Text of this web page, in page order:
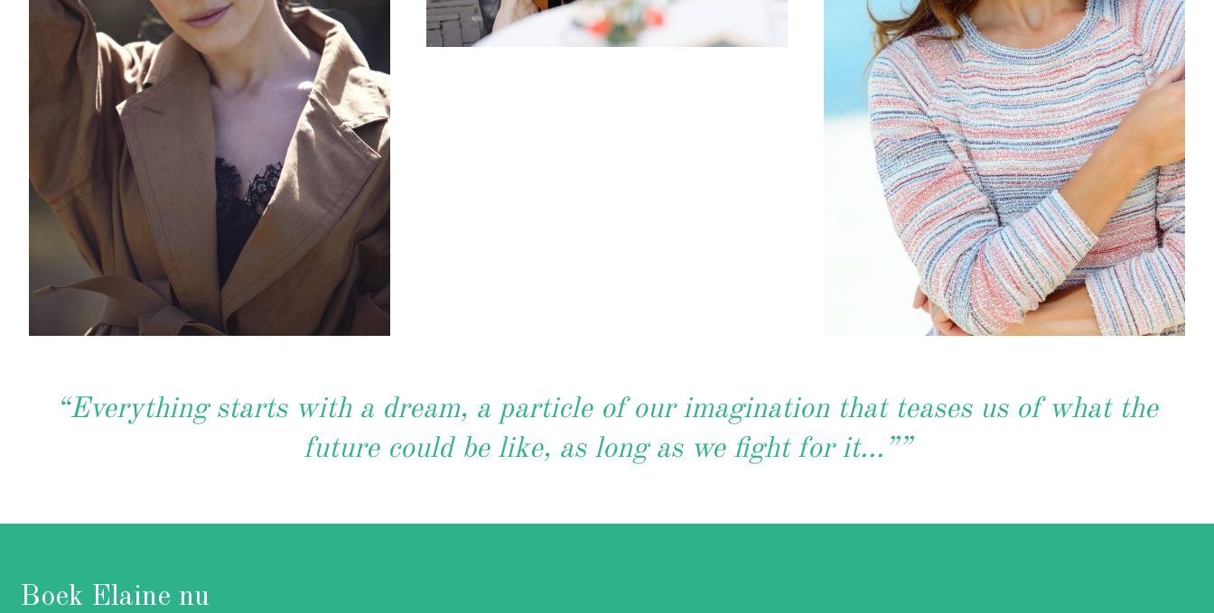
“Everything starts with a dream, a particle of our imagination that teases us of what the
future could be like, as long as we fight for it…””
Boek Elaine nu